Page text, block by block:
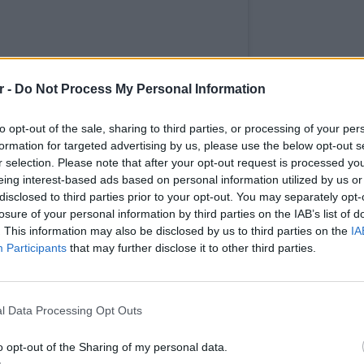
- Do Not Process My Personal Information
opt-out of the sale, sharing to third parties, or processing of your
for targeted advertising by us, please use the below opt-out
selection. Please note that after your opt-out request is processed
interest-based ads based on personal information utilized by us
to third parties prior to your opt-out. You may separately
of your personal information by third parties on the IAB’s list of
This information may also be disclosed by us to third parties on the
Participants that may further disclose it to other third parties.
Data Processing Opt Outs
opt-out of the Sharing of my personal data.
δεν δίστασε να συγκρουστεί με το
την παρουσίαση του ψηφοδελτίου μας
Ειρήνης και Φιλίας❣️❣️❣️✨✨✨